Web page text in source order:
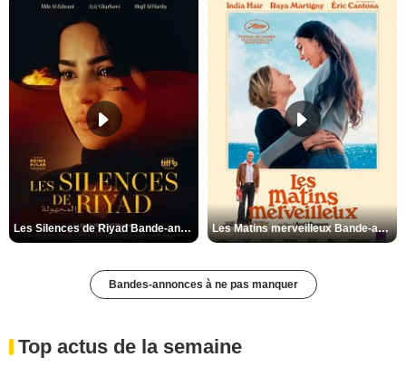
Les Silences de Riyad Bande-annonce VO STFR Les Matins merveilleux Bande-annonce VF
Bandes-annonces à ne pas manquer
Top actus de la semaine